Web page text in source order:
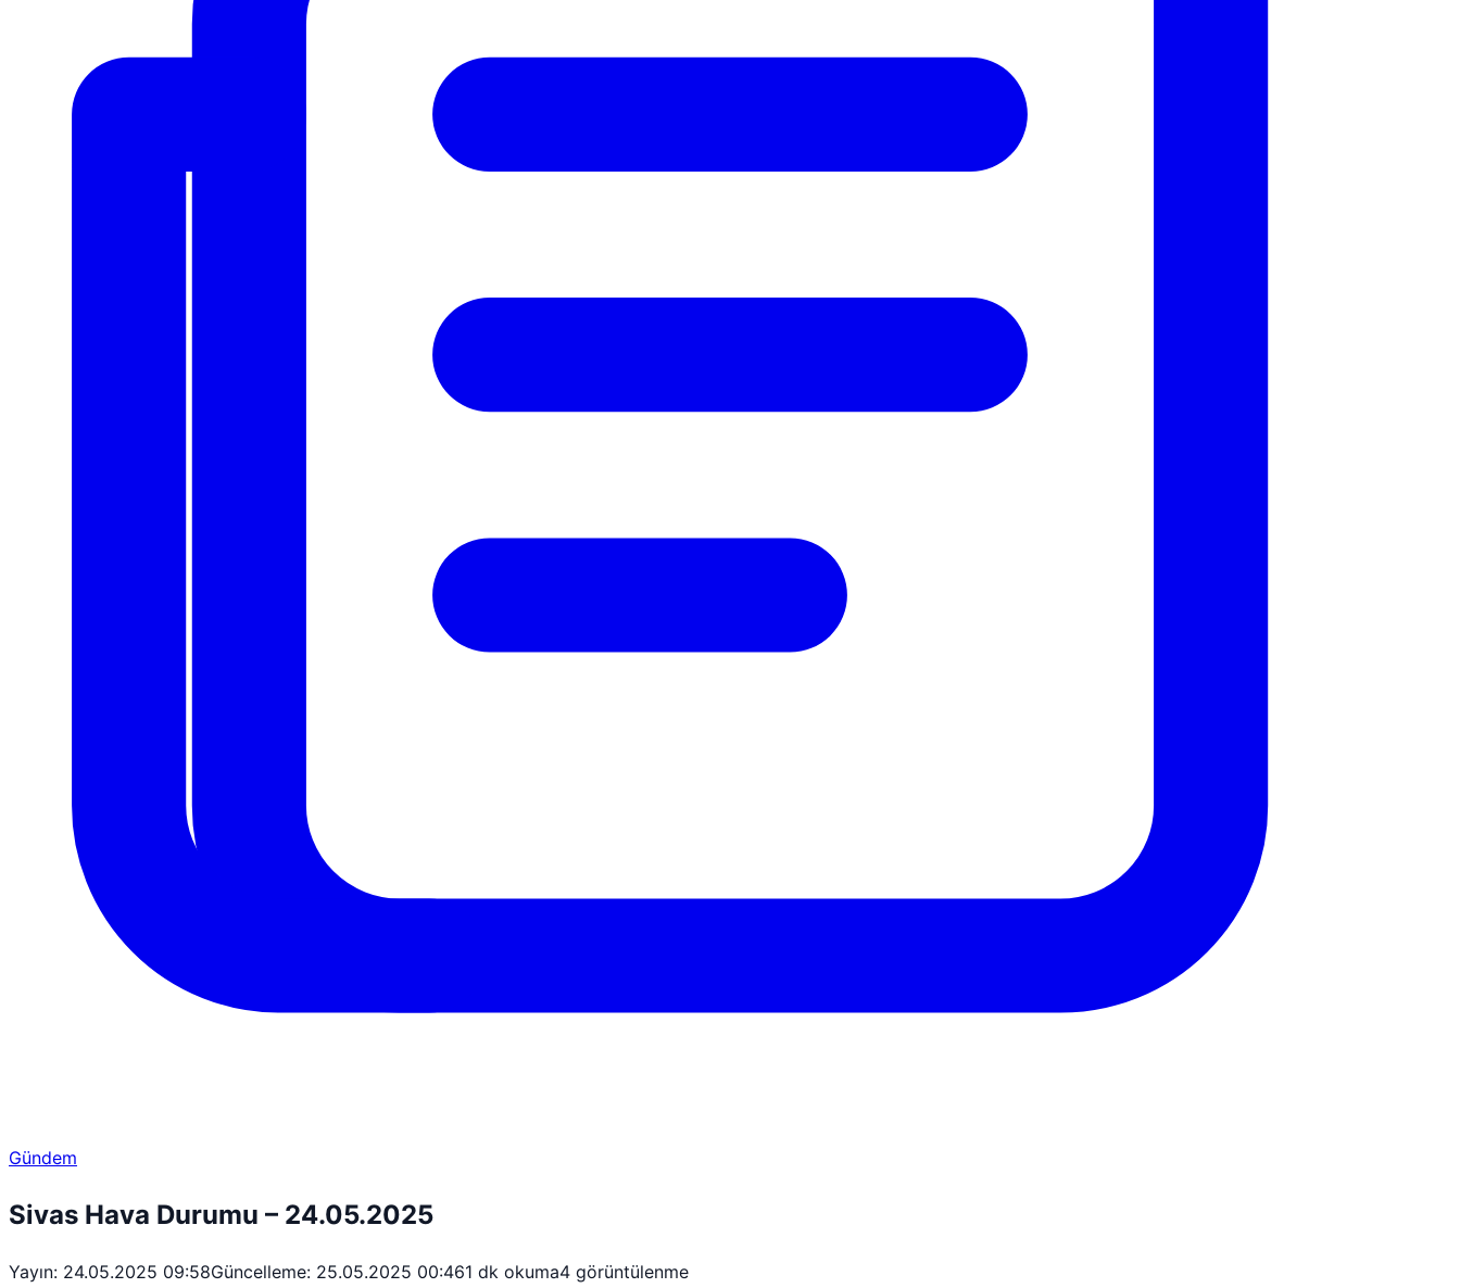
Gündem
Sivas Hava Durumu – 24.05.2025
Yayın: 24.05.2025 09:58Güncelleme: 25.05.2025 00:461 dk okuma4 görüntülenme